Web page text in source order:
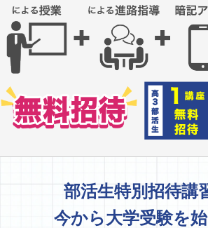
部活生特別招待講
今から大学受験を